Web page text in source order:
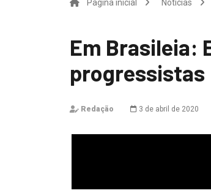
Pagina inicial Notícias
Em Brasileia:
progressistas
Redação 3 de abril de 2020